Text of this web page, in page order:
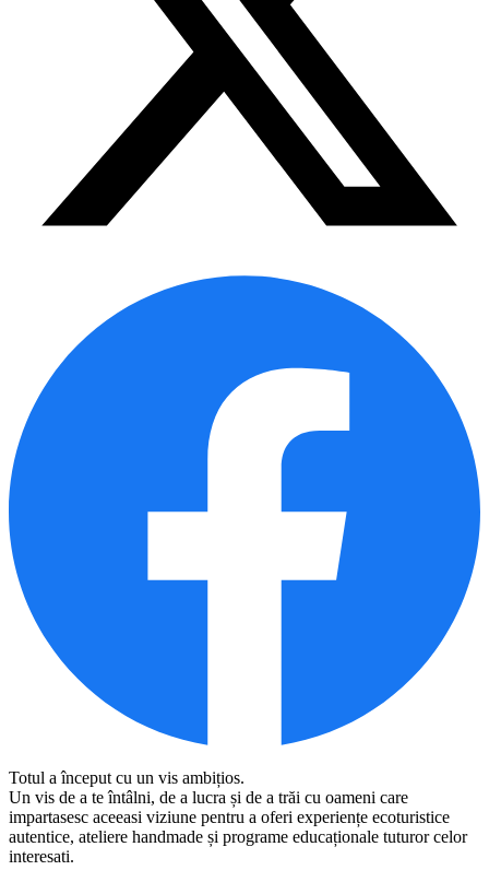
Totul a început cu un vis ambițios.
Un vis de a te întâlni, de a lucra și de a trăi cu oameni care
impartasesc aceeasi viziune pentru a oferi experiențe ecoturistice
autentice, ateliere handmade și programe educaționale tuturor celor
interesati.